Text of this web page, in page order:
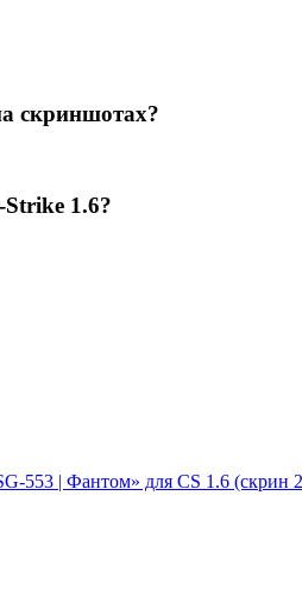
скриншотах?
Strike 1.6?